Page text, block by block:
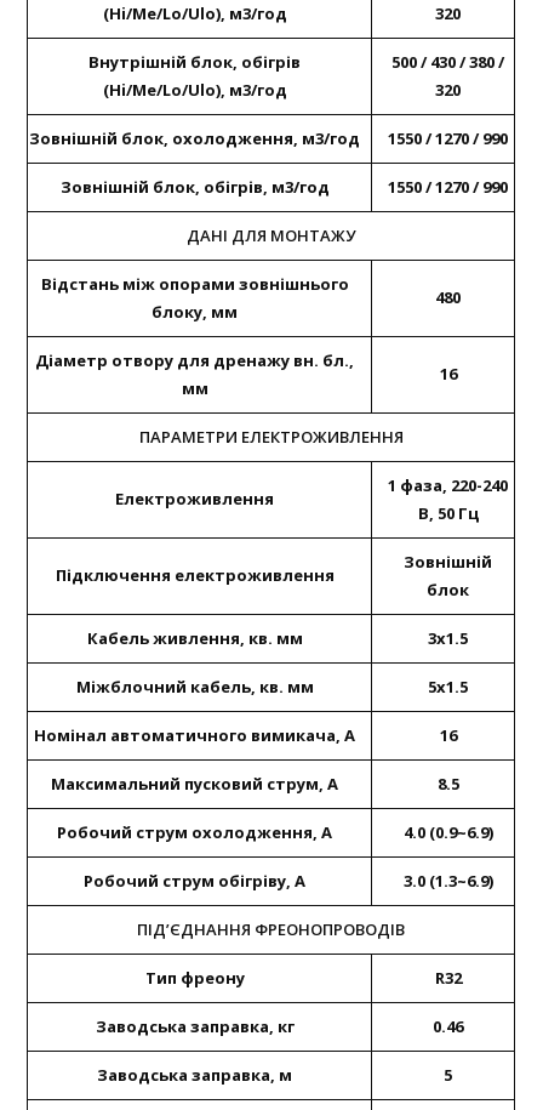
(Hi/Me/Lo/Ulo), м3/год
320
Внутрішній блок, обігрів
(Hi/Me/Lo/Ulo), м3/год
500 / 430 / 380 /
320
Зовнішній блок, охолодження, м3/год 1550 / 1270 / 990
Зовнішній блок, обігрів, м3/год 1550 / 1270 / 990
ДАНІ ДЛЯ МОНТАЖУ
Відстань між опорами зовнішнього
блоку, мм
480
Діаметр отвору для дренажу вн. бл.,
мм
16
ПАРАМЕТРИ ЕЛЕКТРОЖИВЛЕННЯ
Електроживлення
1 фаза, 220-240
В, 50 Гц
Підключення електроживлення
Зовнішній
блок
Кабель живлення, кв. мм 3х1.5
Міжблочний кабель, кв. мм 5х1.5
Номінал автоматичного вимикача, А 16
Максимальний пусковий струм, А 8.5
Робочий струм охолодження, А 4.0 (0.9~6.9)
Робочий струм обігріву, А 3.0 (1.3~6.9)
ПІД’ЄДНАННЯ ФРЕОНОПРОВОДІВ
Тип фреону R32
Заводська заправка, кг 0.46
Заводська заправка, м 5